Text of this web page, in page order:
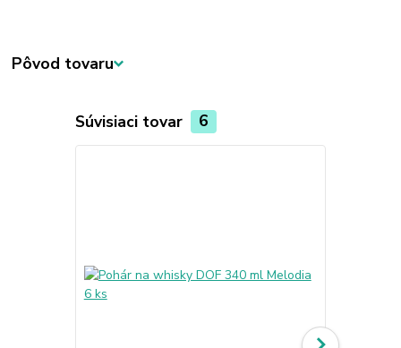
Pôvod tovaru
Súvisiaci tovar 6